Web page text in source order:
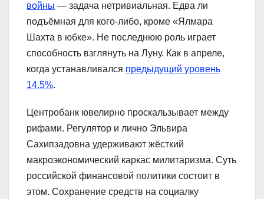
войны — задача нетривиальная. Едва ли
подъёмная для кого-либо, кроме «Ялмара
Шахта в юбке». Не последнюю роль играет
способность взглянуть на Луну. Как в апреле,
когда устанавливался предыдущий уровень
14,5%.
Центробанк ювелирно проскальзывает между
рифами. Регулятор и лично Эльвира
Сахипзадовна удерживают жёсткий
макроэкономический каркас милитаризма. Суть
российской финансовой политики состоит в
этом. Сохранение средств на социалку